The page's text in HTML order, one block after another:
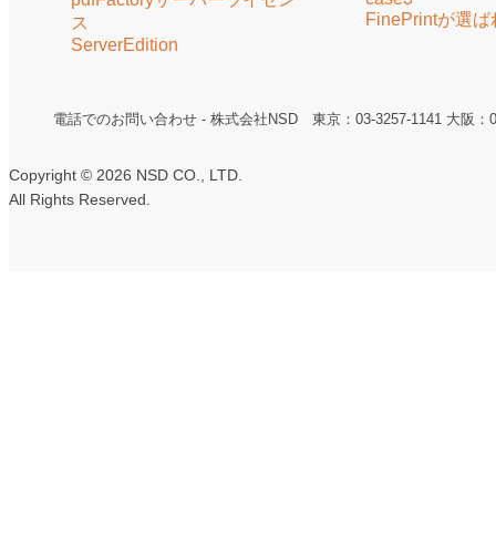
ス
ServerEdition
FinePrintが選ば
電話でのお問い合わせ - 株式会社NSD 東京：03-3257-1141 大阪：
Copyright © 2026 NSD CO., LTD.
All Rights Reserved.